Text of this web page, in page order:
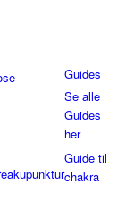
Guides
Se alle
Guides
her
Guide til
chakra